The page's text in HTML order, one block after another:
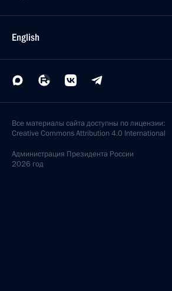
English
Все материалы сайта доступны по лицензии:
Creative Commons Attribution 4.0 International
Администрация Президента России
2026 год